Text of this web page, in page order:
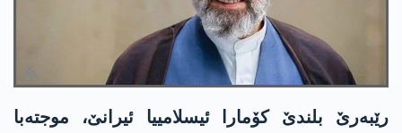
رێبەرێ بلندێ کۆمارا ئیسلامییا ئیرانێ، موجتەبا